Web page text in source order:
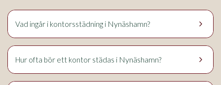
keyboard_arrow_right
Vad ingår i kontorsstädning i Nynäshamn?
keyboard_arrow_right
Hur ofta bör ett kontor städas i Nynäshamn?